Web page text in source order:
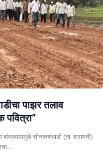
पाझर तलाव
पवित्रा”
बांधकामामुळे सोनकसवाडी (ता. बारामती)